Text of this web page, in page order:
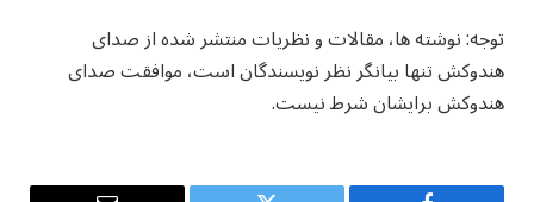
توجه: نوشته ها، مقالات و نظریات منتشر شده از صدای
هندوکش تنها بیانگر نظر نویسندگان است، موافقت صدای
هندوکش برایشان شرط نیست.